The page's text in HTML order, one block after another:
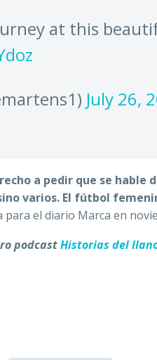
at this
July 26,
a pedir que se hable
varios. El fútbol
el diario Marca en
podcastHistorias del